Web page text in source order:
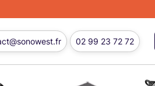
02 99 23 72 72